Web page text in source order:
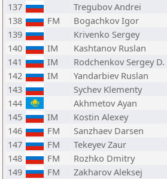
137
Tregubov Andrei
138
FM Bogachkov Igor
139
Krivenko Sergey
140
IM Kashtanov Ruslan
141
IM Rodchenkov Sergey D.
142
IM Yandarbiev Ruslan
143
Sychev Klementy
144
Akhmetov Ayan
145
IM Kostin Alexey
146
FM Sanzhaev Darsen
147
FM Tekeyev Zaur
148
FM Rozhko Dmitry
149
FM Zakharov Aleksej